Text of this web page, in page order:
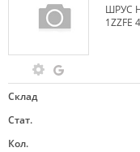
ШРУС
1ZZFE
Склад
Стат.
Кол.